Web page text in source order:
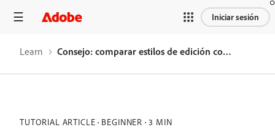
Iniciar sesión
Learn Consejo: comparar estilos de edición con versiones en Lightroom para dispositivos móviles
TUTORIAL ARTICLE BEGINNER 3 MIN